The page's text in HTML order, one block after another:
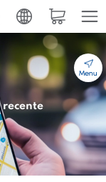
recente
Menu